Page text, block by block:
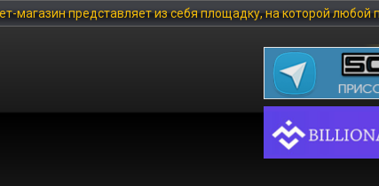
из себя площадку, на которой любой